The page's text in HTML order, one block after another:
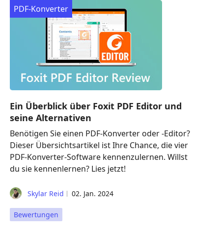
PDF-Konverter
Ein Überblick über Foxit PDF Editor und
seine Alternativen
Benötigen Sie einen PDF-Konverter oder -Editor?
Dieser Übersichtsartikel ist Ihre Chance, die vier
PDF-Konverter-Software kennenzulernen. Willst
du sie kennenlernen? Lies jetzt!
Skylar Reid 02. Jan. 2024
Bewertungen